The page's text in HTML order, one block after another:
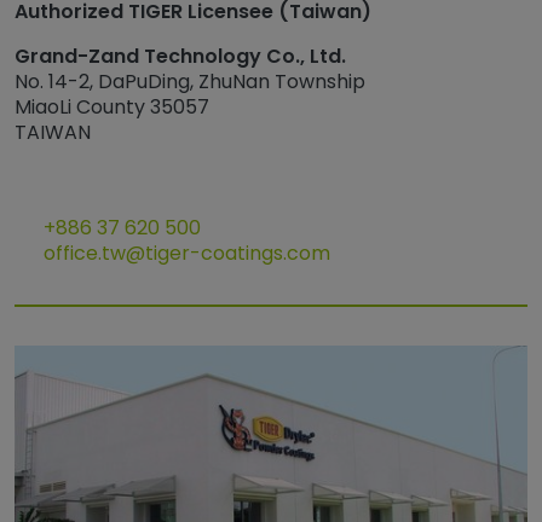
Authorized TIGER Licensee (Taiwan)
Grand-Zand Technology Co., Ltd.
No. 14-2, DaPuDing, ZhuNan Township
MiaoLi County 35057
TAIWAN
+886 37 620 500
office.tw@tiger-coatings.com